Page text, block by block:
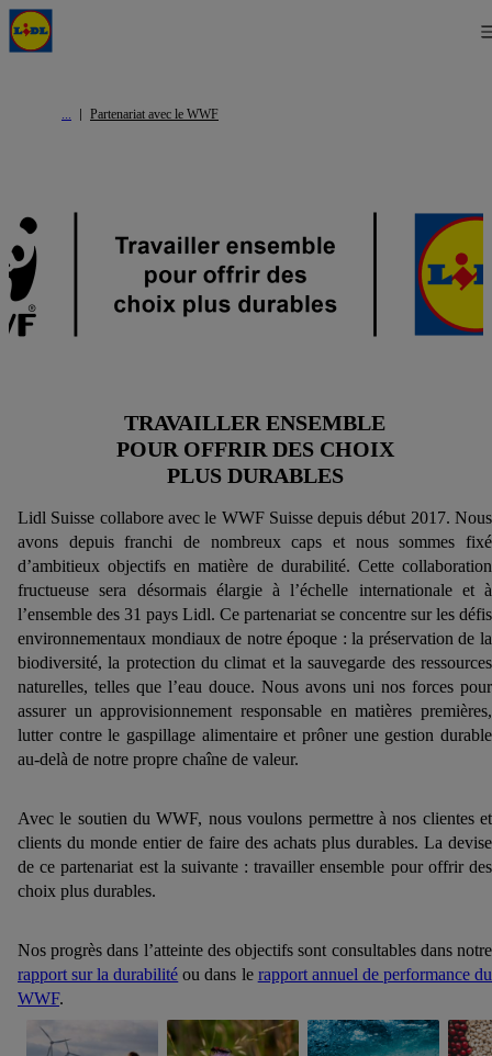
Partenariat avec le WWF
TRAVAILLER ENSEMBLE
POUR OFFRIR DES CHOIX
PLUS DURABLES
Lidl Suisse collabore avec le WWF Suisse depuis début 2017. Nous
avons depuis franchi de nombreux caps et nous sommes fixé
d’ambitieux objectifs en matière de durabilité. Cette collaboration
fructueuse sera désormais élargie à l’échelle internationale et à
l’ensemble des 31 pays Lidl. Ce partenariat se concentre sur les défis
environnementaux mondiaux de notre époque : la préservation de la
biodiversité, la protection du climat et la sauvegarde des ressources
naturelles, telles que l’eau douce. Nous avons uni nos forces pour
assurer un approvisionnement responsable en matières premières,
lutter contre le gaspillage alimentaire et prôner une gestion durable
au-delà de notre propre chaîne de valeur.
Avec le soutien du WWF, nous voulons permettre à nos clientes et
clients du monde entier de faire des achats plus durables. La devise
de ce partenariat est la suivante : travailler ensemble pour offrir des
choix plus durables.
Nos progrès dans l’atteinte des objectifs sont consultables dans notre
rapport sur la durabilité ou dans le rapport annuel de performance du
WWF.